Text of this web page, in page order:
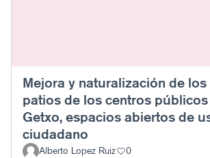
Mejora y naturalización de los
patios de los centros
Getxo, espacios abiertos de
ciudadano
Alberto Lopez Ruiz 0